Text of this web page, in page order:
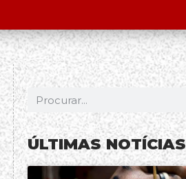
ÚLTIMAS NOTÍCIAS